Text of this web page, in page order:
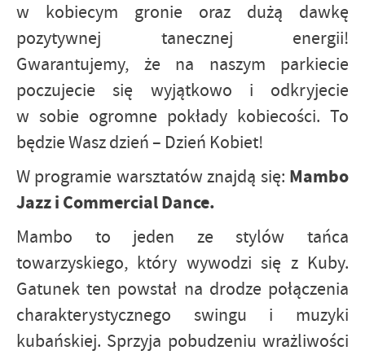
w kobiecym gronie oraz dużą dawkę
pozytywnej tanecznej energii!
Gwarantujemy, że na naszym parkiecie
poczujecie się wyjątkowo i odkryjecie
w sobie ogromne pokłady kobiecości. To
będzie Wasz dzień – Dzień Kobiet!
W programie warsztatów znajdą się: Mambo
Jazz i Commercial Dance.
Mambo to jeden ze stylów tańca
towarzyskiego, który wywodzi się z Kuby.
Gatunek ten powstał na drodze połączenia
charakterystycznego swingu i muzyki
kubańskiej. Sprzyja pobudzeniu wrażliwości